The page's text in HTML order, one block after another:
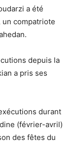
a été
un compatriote
depuis la
a pris ses
durant
(février-avril)
des fêtes du